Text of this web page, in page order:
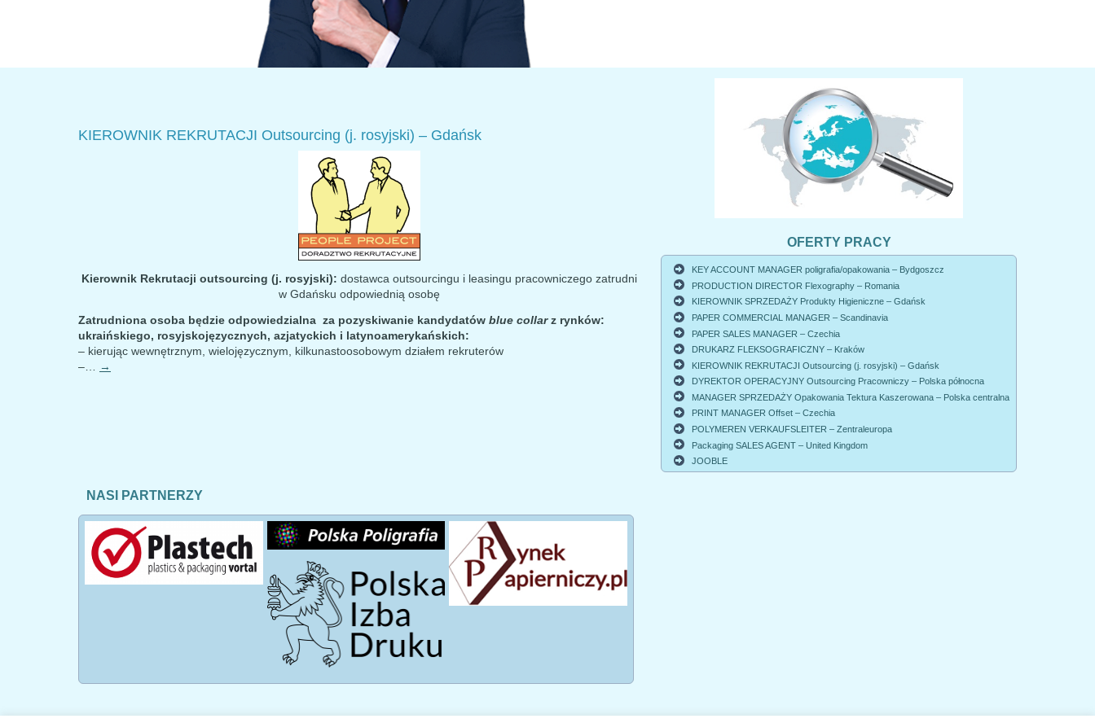
KIEROWNIK REKRUTACJI Outsourcing (j. rosyjski) – Gdańsk
Kierownik Rekrutacji outsourcing (j. rosyjski): dostawca outsourcingu i leasingu pracowniczego zatrudni
w Gdańsku odpowiednią osobę
Zatrudniona osoba będzie odpowiedzialna za pozyskiwanie kandydatów blue collarz rynków:
ukraińskiego, rosyjskojęzycznych, azjatyckich i latynoamerykańskich:
– kierując wewnętrznym, wielojęzycznym, kilkunastoosobowym działem rekruterów
–…
→
OFERTY PRACY
KEY ACCOUNT MANAGER poligrafia/opakowania – Bydgoszcz
PRODUCTION DIRECTOR Flexography – Romania
KIEROWNIK SPRZEDAŻY Produkty Higieniczne – Gdańsk
PAPER COMMERCIAL MANAGER – Scandinavia
PAPER SALES MANAGER – Czechia
DRUKARZ FLEKSOGRAFICZNY – Kraków
KIEROWNIK REKRUTACJI Outsourcing (j. rosyjski) – Gdańsk
DYREKTOR OPERACYJNY Outsourcing Pracowniczy – Polska północna
MANAGER SPRZEDAŻY Opakowania Tektura Kaszerowana – Polska centralna
PRINT MANAGER Offset – Czechia
POLYMEREN VERKAUFSLEITER – Zentraleuropa
Packaging SALES AGENT – United Kingdom
JOOBLE
NASI PARTNERZY